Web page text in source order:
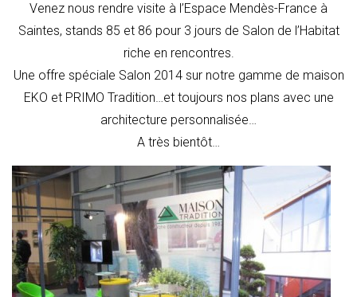
Venez nous rendre visite à l’Espace Mendès-France à
Saintes, stands 85 et 86 pour 3 jours de Salon de l’Habitat
riche en rencontres.
Une offre spéciale Salon 2014 sur notre gamme de maison
EKO et PRIMO Tradition…et toujours nos plans avec une
architecture personnalisée…
A très bientôt…